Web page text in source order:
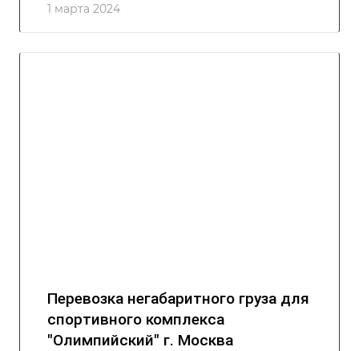
1 марта 2024
Перевозка негабаритного груза для
спортивного комплекса
"Олимпийский" г. Москва